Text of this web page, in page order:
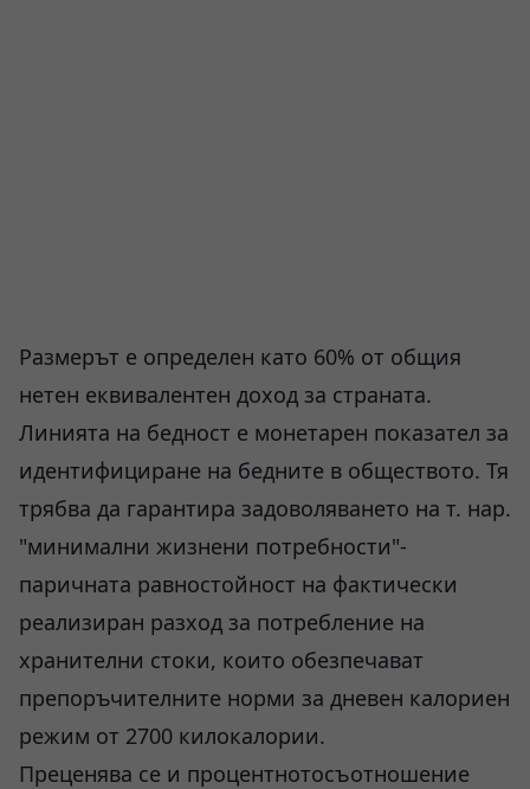
Размерът е определен като 60% от общия
нетен еквивалентен доход за страната.
Линията на бедност е монетарен показател за
идентифициране на бедните в обществото. Тя
трябва да гарантира задоволяването на т. нар.
"минимални жизнени потребности"-
паричната равностойност на фактически
реализиран разход за потребление на
хранителни стоки, които обезпечават
препоръчителните норми за дневен калориен
режим от 2700 килокалории.
Преценява се и процентнотосъотношение